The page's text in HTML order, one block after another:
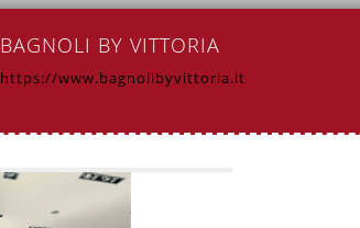
BAGNOLI BY VITTORIA
https://www.bagnolibyvittoria.it